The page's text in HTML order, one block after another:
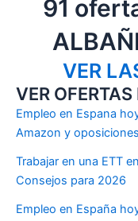
91
VER
VER
Empleo en Espana
Amazon y
Trabajar en una ETT
Consejos para 2026
Empleo en España